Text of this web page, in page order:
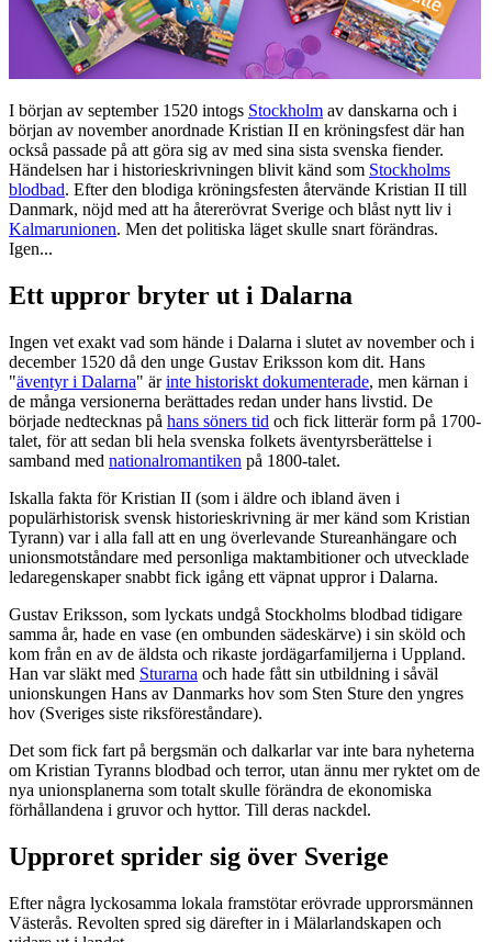
I början av september 1520 intogs Stockholm av danskarna och i
början av november anordnade Kristian II en kröningsfest där han
också passade på att göra sig av med sina sista svenska fiender.
Händelsen har i historieskrivningen blivit känd som Stockholms
blodbad. Efter den blodiga kröningsfesten återvände Kristian II till
Danmark, nöjd med att ha återerövrat Sverige och blåst nytt liv i
Kalmarunionen. Men det politiska läget skulle snart förändras.
Igen...
Ett uppror bryter ut i Dalarna
Ingen vet exakt vad som hände i Dalarna i slutet av november och i
december 1520 då den unge Gustav Eriksson kom dit. Hans
"äventyr i Dalarna" ärinte historiskt dokumenterade, men kärnan i
de många versionerna berättades redan under hans livstid. De
började nedtecknas på hans söners tid och fick litterär form på 1700-
talet, för att sedan bli hela svenska folkets äventyrsberättelse i
samband med nationalromantiken på 1800-talet.
Iskalla fakta för Kristian II (som i äldre och ibland även i
populärhistorisk svensk historieskrivning är mer känd som Kristian
Tyrann) var i alla fall att en ung överlevande Stureanhängare och
unionsmotståndare med personliga maktambitioner och utvecklade
ledaregenskaper snabbt fick igång ett väpnat uppror i Dalarna.
Gustav Eriksson, som lyckats undgå Stockholms blodbad tidigare
samma år, hade en vase (en ombunden sädeskärve) i sin sköld och
kom från en av de äldsta och rikaste jordägarfamiljerna i Uppland.
Han var släkt med Sturarna och hade fått sin utbildning i såväl
unionskungen Hans av Danmarks hov som Sten Sture den yngres
hov (Sveriges siste riksföreståndare).
Det som fick fart på bergsmän och dalkarlar var inte bara nyheterna
om Kristian Tyranns blodbad och terror, utan ännu mer ryktet om de
nya unionsplanerna som totalt skulle förändra de ekonomiska
förhållandena i gruvor och hyttor. Till deras nackdel.
Upproret sprider sig över Sverige
Efter några lyckosamma lokala framstötar erövrade upprorsmännen
Västerås. Revolten spred sig därefter in i Mälarlandskapen och